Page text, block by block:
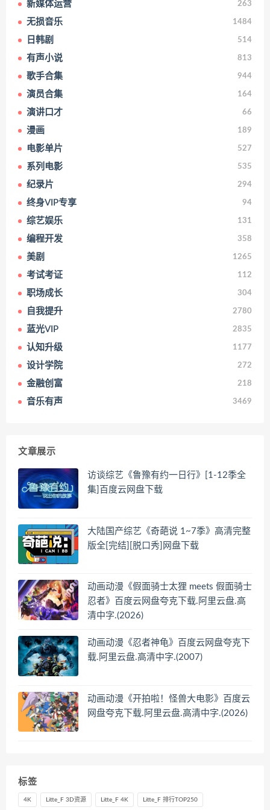
新媒体运营 263
无损音乐 1484
日韩剧 514
有声小说 813
歌手合集 944
演员合集 164
演讲口才 66
漫画 189
电影单片 527
系列电影 535
纪录片 294
终身VIP专享 94
综艺娱乐 131
编程开发 358
美剧 1265
考试考证 112
职场成长 304
自我提升 2780
蓝光VIP 2835
认知升级 1177
设计学院 272
金融创富 218
音乐有声 3469
文章展示
访谈综艺《鲁豫有约一日行》[1-12季全
集]百度云网盘下载
大陆国产综艺《奇葩说 1~7季》高清完整
版全[完结][脱口秀]网盘下载
动画动漫《假面骑士太狸 meets 假面骑士
忍者》百度云网盘夸克下载.阿里云盘.高
清中字.(2026)
动画动漫《忍者神龟》百度云网盘夸克下
载.阿里云盘.高清中字.(2007)
动画动漫《开拍啦！怪兽大电影》百度云
网盘夸克下载.阿里云盘.高清中字.(2026)
标签
4K Litte_F 3D资源 Litte_F 4K Litte_F 排行TOP250